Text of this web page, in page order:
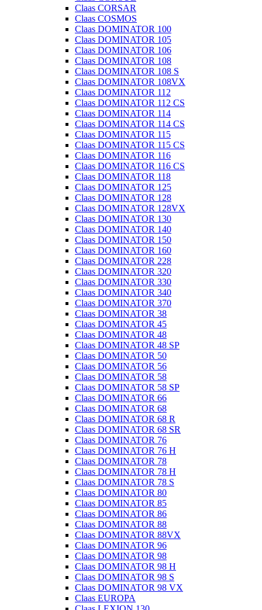
Claas CORSAR
Claas COSMOS
Claas DOMINATOR 100
Claas DOMINATOR 105
Claas DOMINATOR 106
Claas DOMINATOR 108
Claas DOMINATOR 108 S
Claas DOMINATOR 108VX
Claas DOMINATOR 112
Claas DOMINATOR 112 CS
Claas DOMINATOR 114
Claas DOMINATOR 114 CS
Claas DOMINATOR 115
Claas DOMINATOR 115 CS
Claas DOMINATOR 116
Claas DOMINATOR 116 CS
Claas DOMINATOR 118
Claas DOMINATOR 125
Claas DOMINATOR 128
Claas DOMINATOR 128VX
Claas DOMINATOR 130
Claas DOMINATOR 140
Claas DOMINATOR 150
Claas DOMINATOR 160
Claas DOMINATOR 228
Claas DOMINATOR 320
Claas DOMINATOR 330
Claas DOMINATOR 340
Claas DOMINATOR 370
Claas DOMINATOR 38
Claas DOMINATOR 45
Claas DOMINATOR 48
Claas DOMINATOR 48 SP
Claas DOMINATOR 50
Claas DOMINATOR 56
Claas DOMINATOR 58
Claas DOMINATOR 58 SP
Claas DOMINATOR 66
Claas DOMINATOR 68
Claas DOMINATOR 68 R
Claas DOMINATOR 68 SR
Claas DOMINATOR 76
Claas DOMINATOR 76 H
Claas DOMINATOR 78
Claas DOMINATOR 78 H
Claas DOMINATOR 78 S
Claas DOMINATOR 80
Claas DOMINATOR 85
Claas DOMINATOR 86
Claas DOMINATOR 88
Claas DOMINATOR 88VX
Claas DOMINATOR 96
Claas DOMINATOR 98
Claas DOMINATOR 98 H
Claas DOMINATOR 98 S
Claas DOMINATOR 98 VX
Claas EUROPA